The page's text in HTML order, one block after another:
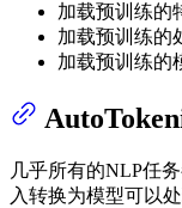
加载预训练的
加载预训练的
加载预训练的
几乎所有的NLP任
入转换为模型可以处